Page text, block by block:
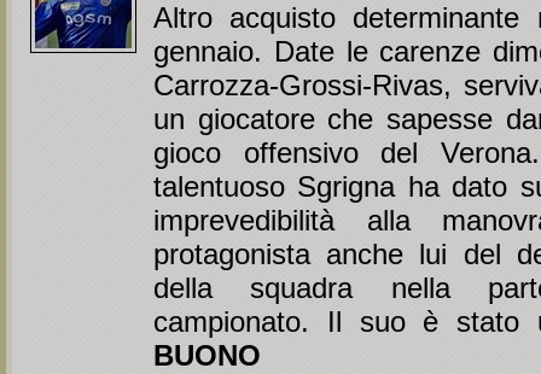
Altro acquisto
gennaio. Date le carenze
Carrozza-Grossi-Rivas,
un giocatore che sapesse
gioco offensivo del
talentuoso Sgrigna ha dato
imprevedibilità alla
protagonista anche lui del
della squadra nella
campionato. Il suo è stato
BUONO